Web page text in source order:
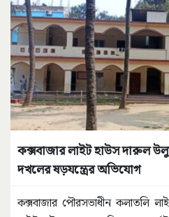
কক্সবাজার লাইট হাউস দারুল
দখলের ষড়যন্ত্রের অভিযোগ
কক্সবাজার পৌরসভাধীন কলাতলি